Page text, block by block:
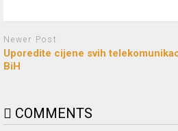
Newer Post
Uporedite cijene svih
BiH
COMMENTS